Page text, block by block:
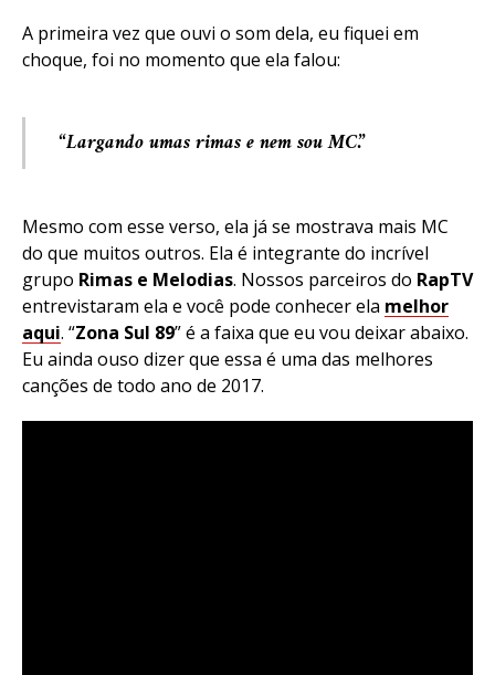
A primeira vez que ouvi o som dela, eu fiquei em
choque, foi no momento que ela falou:
“Largando umas rimas e nem sou MC.”
Mesmo com esse verso, ela já se mostrava mais MC
do que muitos outros. Ela é integrante do incrível
grupo Rimas e Melodias. Nossos parceiros do RapTV
entrevistaram ela e você pode conhecer ela melhor
aqui. “Zona Sul 89” é a faixa que eu vou deixar abaixo.
Eu ainda ouso dizer que essa é uma das melhores
canções de todo ano de 2017.